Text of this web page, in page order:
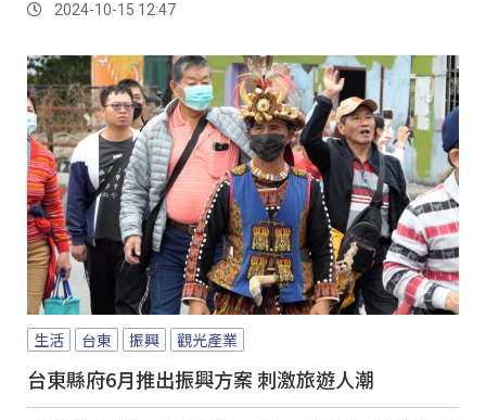
2024-10-15 12:47
生活 台東 振興 觀光產業
台東縣府6月推出振興方案 刺激旅遊人潮